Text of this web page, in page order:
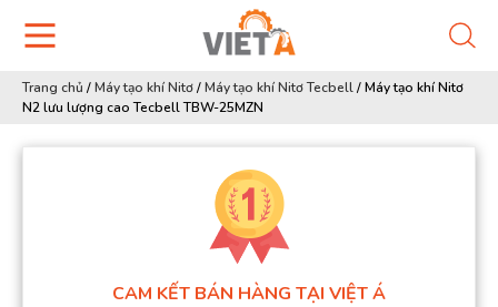
Trang chủ /Máy tạo khí Nitơ/Máy tạo khí Nitơ Tecbell/Máy tạo khí Nitơ
N2 lưu lượng cao Tecbell TBW-25MZN
CAM KẾT BÁN HÀNG TẠI VIỆT Á